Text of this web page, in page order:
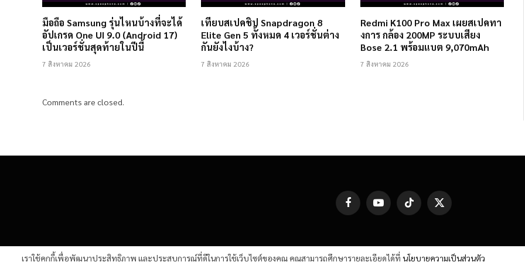
มือถือ Samsung รุ่นไหนบ้างที่จะได้
อัปเกรด One UI 9.0 (Android 17)
เป็นเวอร์ชั่นสุดท้ายในปีนี้
7 สิงหาคม 2026
เทียบสเปคชิป Snapdragon 8
Elite Gen 5 ทั้งหมด 4 เวอร์ชั่นต่าง
กันยังไงบ้าง?
7 สิงหาคม 2026
Redmi K100 Pro Max เผยสเปคทา
งการ กล้อง 200MP ระบบเสียง
Bose 2.1 พร้อมแบต 9,070mAh
7 สิงหาคม 2026
Comments are closed.
FacebookYouTube TikTok
X
(Twitter)
เราใช้คุกกี้เพื่อพัฒนาประสิทธิภาพ และประสบการณ์ที่ดีในการใช้เว็บไซต์ของคุณ คุณสามารถศึกษารายละเอียดได้ที่ นโยบายความเป็นส่วนตัว